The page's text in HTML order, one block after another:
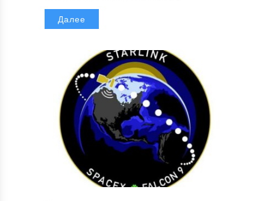
Далее